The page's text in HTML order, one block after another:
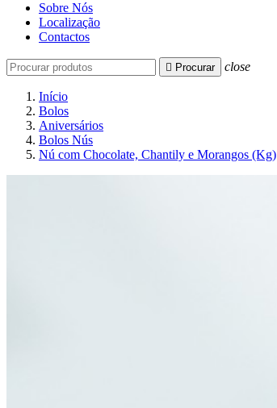
Sobre Nós
Localização
Contactos
 Procurar close
Início
Bolos
Aniversários
Bolos Nús
Nú com Chocolate, Chantily e Morangos (Kg)